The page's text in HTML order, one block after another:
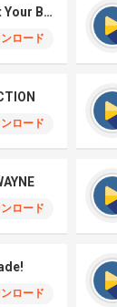
ILLIT (아일릿) – I Got Your Back
ロード
ロード
ロード
ロード